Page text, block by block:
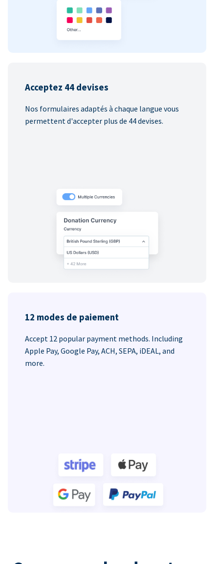
Acceptez 44 devises
Nos formulaires adaptés à chaque langue vous
permettent d'accepter plus de 44 devises.
12 modes de paiement
Accept 12 popular payment methods. Including
Apple Pay, Google Pay, ACH, SEPA, iDEAL, and
more.